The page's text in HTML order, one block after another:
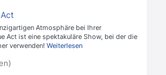
Atmosphäre bei Ihrer
Act ist eine spektakuläre Show, bei der die
verwenden! Weiterlesen